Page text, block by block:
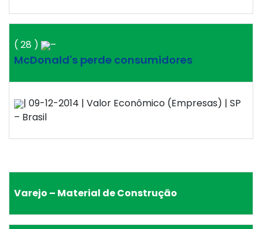
( 28 ) –
McDonald's perde consumidores
| 09-12-2014 | Valor Econômico (Empresas) | SP
– Brasil
Varejo – Material de Construção